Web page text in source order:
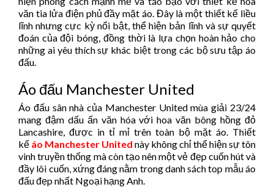
văn tia lửa điện phủ đầy mặt áo. Đây là một thiết kế liều
lĩnh nhưng cực kỳ nổi bật, thể hiện bản lĩnh và sự quyết
đoán của đội bóng, đồng thời là lựa chọn hoàn hảo cho
những ai yêu thích sự khác biệt trong các bộ sưu tập áo
đấu.
Áo đấu Manchester United
Áo đấu sân nhà của Manchester United mùa giải 23/24
mang đậm dấu ấn văn hóa với hoa văn bông hồng đỏ
Lancashire, được in tỉ mỉ trên toàn bộ mặt áo. Thiết
kế áo Manchester United này không chỉ thể hiện sự tôn
vinh truyền thống mà còn tạo nên một vẻ đẹp cuốn hút và
đầy lôi cuốn, xứng đáng nằm trong danh sách top mẫu áo
đấu đẹp nhất Ngoại hạng Anh.